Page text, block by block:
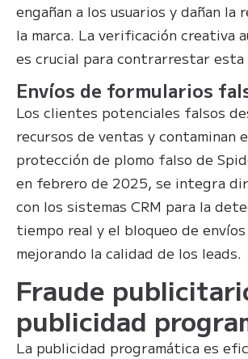
engañan a los usuarios y dañan la
la marca. La verificación creativa
es crucial para contrarrestar esta
Envíos de formularios
Los clientes potenciales falsos
recursos de ventas y contaminan
protección de plomo falso de
en febrero de 2025, se integra
con los sistemas CRM para la
tiempo real y el bloqueo de
mejorando la calidad de los leads.
Fraude
publicidad
La publicidad programática es